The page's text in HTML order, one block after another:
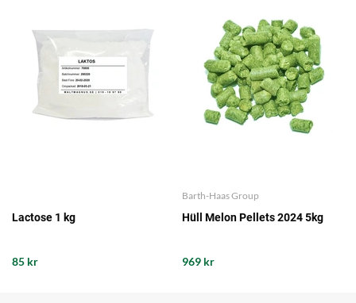
Lactose 1 kg
85 kr
Barth-Haas Group
Hüll Melon Pellets 2024 5kg
969 kr